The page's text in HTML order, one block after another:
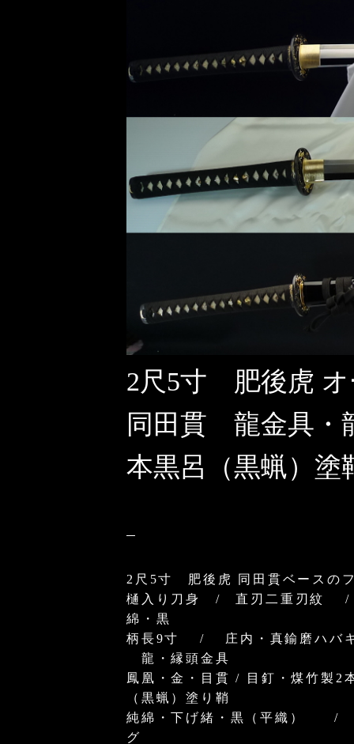
2尺5寸 肥後虎 オ
同田貫 龍金具・
本黒呂（黒蝋）塗
2尺5寸 肥後虎 同田貫ベースの
樋入り刀身 / 直刃二重刃
綿・黒
柄長9寸 / 庄内・真鍮磨
龍・縁頭金具
鳳凰・金・目貫 / 目釘・煤竹
（黒蝋）塗り鞘
純綿・下げ緒・黒（平織）
グ